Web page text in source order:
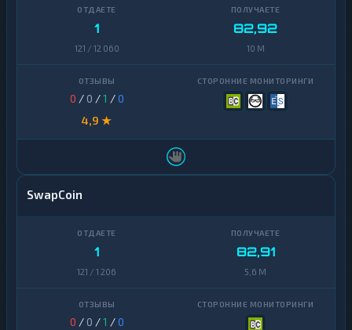
1
121 / 12 060
82,92
10 M
0 / 0 /1 /0
4,9 ★
SwapCoin
1
121 / 1 206
82,91
5,6 M
0 / 0 /1 /0